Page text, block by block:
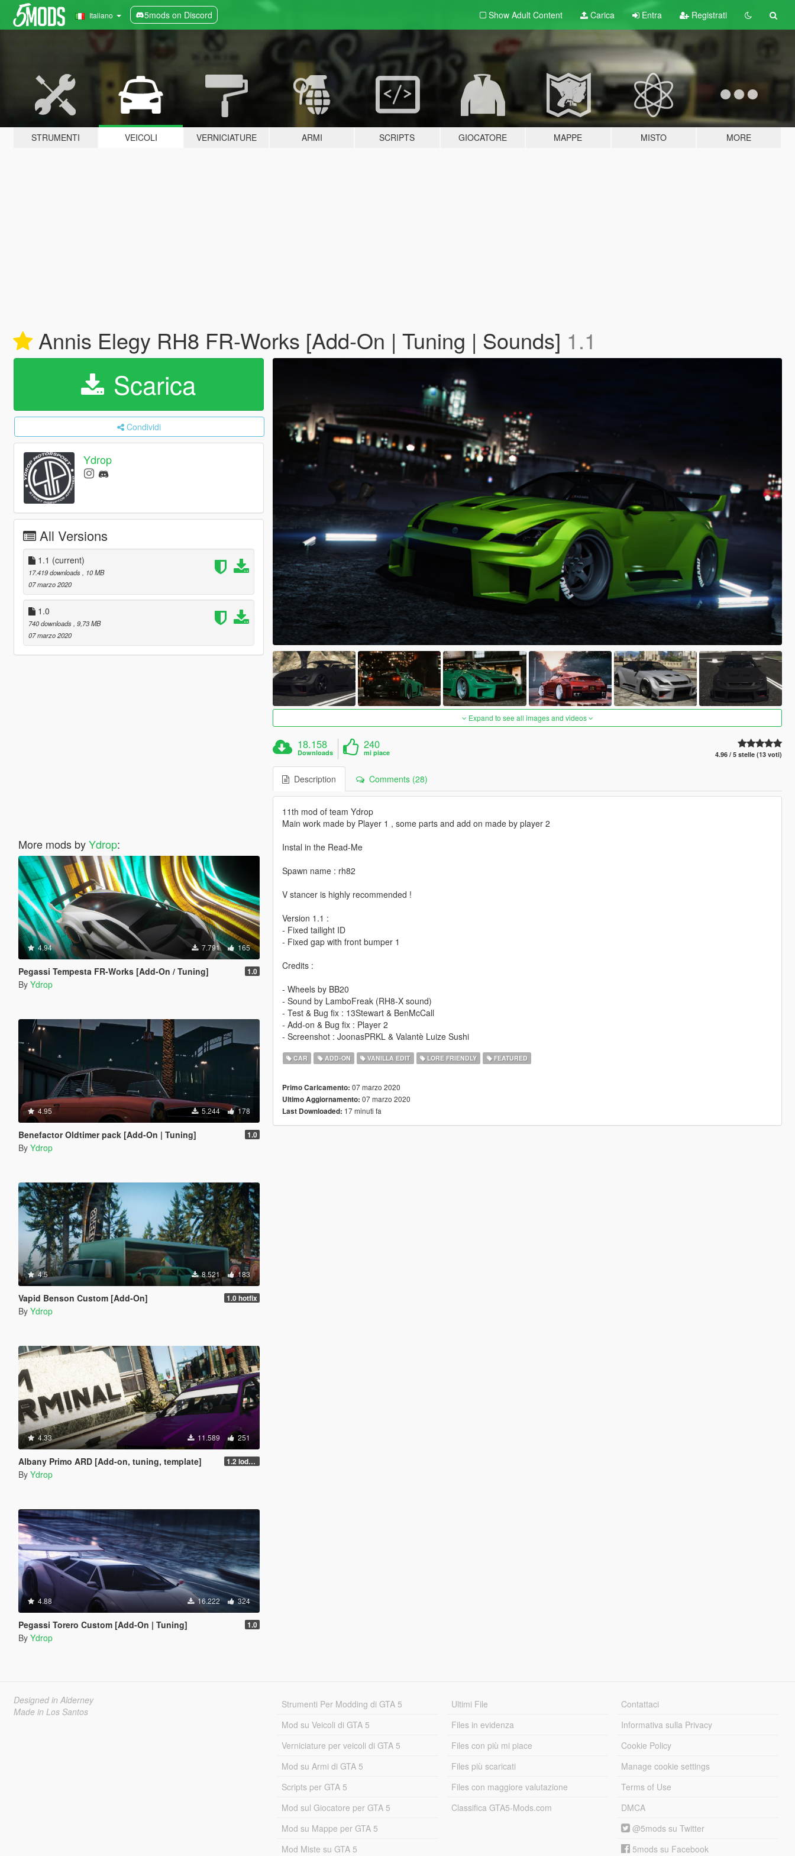
Italiano 5mods on Discord Show Adult Content Carica Entra Registrati
STRUMENTI VEICOLI VERNICIATURE ARMI SCRIPTS GIOCATORE MAPPE MISTO MORE
Annis Elegy RH8 FR-Works [Add-On | Tuning | Sounds] 1.1
Scarica
Condividi
Ydrop
All Versions
1.1 (current)
17.419 downloads
, 10 MB
07 marzo 2020
1.0
740 downloads , 9,73 MB
07 marzo 2020
More mods byYdrop:
4.94 7.791 165
Pegassi Tempesta FR-Works [Add-On / Tuning] 1.0
By Ydrop
4.95 5.244 178
Benefactor Oldtimer pack [Add-On | Tuning] 1.0
By Ydrop
4.5 8.521 183
Vapid Benson Custom [Add-On] 1.0 hotfix
By Ydrop
4.33 11.589 251
Albany Primo ARD [Add-on, tuning, template] 1.2 lods/breakable windows
By Ydrop
4.88 16.222 324
Pegassi Torero Custom [Add-On | Tuning] 1.0
By Ydrop
Expand to see all images and videos
18.158
Downloads
240
mi piace 4.96 / 5 stelle (13 voti)
Description Comments (28)
11th mod of team Ydrop
Main work made by Player 1 , some parts and add on made by player 2
Instal in the Read-Me
Spawn name : rh82
V stancer is highly recommended !
Version 1.1 :
- Fixed tailight ID
- Fixed gap with front bumper 1
Credits :
- Wheels by BB20
- Sound by LamboFreak (RH8-X sound)
- Test & Bug fix : 13Stewart & BenMcCall
- Add-on & Bug fix : Player 2
- Screenshot : JoonasPRKL & Valantè Luize Sushi
CAR ADD-ON VANILLA EDIT LORE FRIENDLY FEATURED
Primo Caricamento: 07 marzo 2020
Ultimo Aggiornamento: 07 marzo 2020
Last Downloaded: 17 minuti fa
Designed in Alderney
Made in Los Santos
Strumenti Per Modding di GTA 5
Mod su Veicoli di GTA 5
Verniciature per veicoli di GTA 5
Mod su Armi di GTA 5
Scripts per GTA 5
Mod sul Giocatore per GTA 5
Mod su Mappe per GTA 5
Mod Miste su GTA 5
Ultimi File
Files in evidenza
Files con più mi piace
Files più scaricati
Files con maggiore valutazione
Classifica GTA5-Mods.com
Contattaci
Informativa sulla Privacy
Cookie Policy
Manage cookie settings
Terms of Use
DMCA
@5mods su Twitter
5mods su Facebook